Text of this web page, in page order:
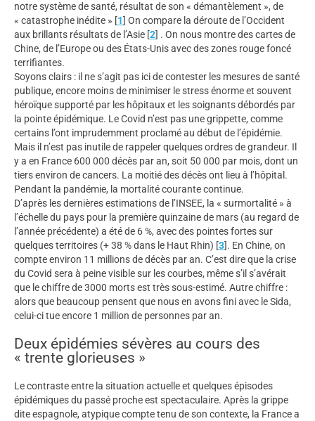
notre système de santé, résultat de son « démantèlement », de
« catastrophe inédite » [1] On compare la déroute de l’Occident
aux brillants résultats de l’Asie [2] . On nous montre des cartes de
Chine, de l’Europe ou des États-Unis avec des zones rouge foncé
terrifiantes.
Soyons clairs : il ne s’agit pas ici de contester les mesures de santé
publique, encore moins de minimiser le stress énorme et souvent
héroïque supporté par les hôpitaux et les soignants débordés par
la pointe épidémique. Le Covid n’est pas une grippette, comme
certains l’ont imprudemment proclamé au début de l’épidémie.
Mais il n’est pas inutile de rappeler quelques ordres de grandeur. Il
y a en France 600 000 décès par an, soit 50 000 par mois, dont un
tiers environ de cancers. La moitié des décès ont lieu à l’hôpital.
Pendant la pandémie, la mortalité courante continue.
D’après les dernières estimations de l’INSEE, la « surmortalité » à
l’échelle du pays pour la première quinzaine de mars (au regard de
l’année précédente) a été de 6 %, avec des pointes fortes sur
quelques territoires (+ 38 % dans le Haut Rhin) [3]. En Chine, on
compte environ 11 millions de décès par an. C’est dire que la crise
du Covid sera à peine visible sur les courbes, même s’il s’avérait
que le chiffre de 3000 morts est très sous-estimé. Autre chiffre :
alors que beaucoup pensent que nous en avons fini avec le Sida,
celui-ci tue encore 1 million de personnes par an.
Deux épidémies sévères au cours des
« trente glorieuses »
Le contraste entre la situation actuelle et quelques épisodes
épidémiques du passé proche est spectaculaire. Après la grippe
dite espagnole, atypique compte tenu de son contexte, la France a